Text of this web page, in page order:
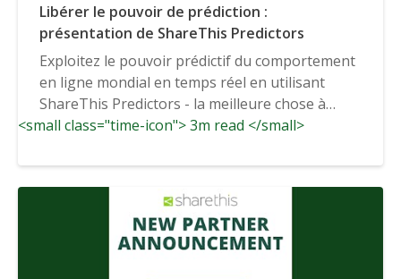
Libérer le pouvoir de prédiction :
présentation de ShareThis Predictors
Exploitez le pouvoir prédictif du comportement
en ligne mondial en temps réel en utilisant
ShareThis Predictors - la meilleure chose à
faire...
<small class="time-icon"> 3m read </small>